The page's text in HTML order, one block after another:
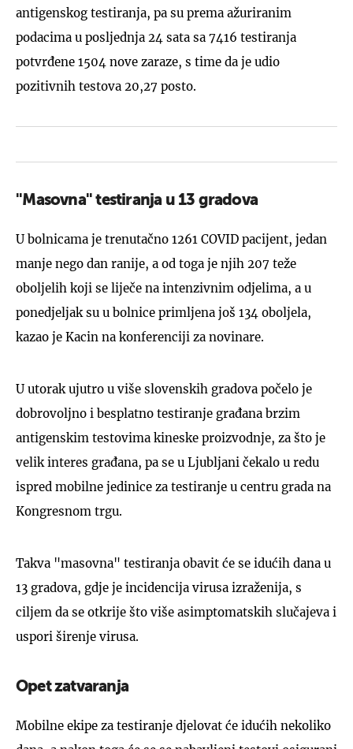
antigenskog testiranja, pa su prema ažuriranim
podacima u posljednja 24 sata sa 7416 testiranja
potvrđene 1504 nove zaraze, s time da je udio
pozitivnih testova 20,27 posto.
''Masovna'' testiranja u 13 gradova
U bolnicama je trenutačno 1261 COVID pacijent, jedan
manje nego dan ranije, a od toga je njih 207 teže
oboljelih koji se liječe na intenzivnim odjelima, a u
ponedjeljak su u bolnice primljena još 134 oboljela,
kazao je Kacin na konferenciji za novinare.
U utorak ujutro u više slovenskih gradova počelo je
dobrovoljno i besplatno testiranje građana brzim
antigenskim testovima kineske proizvodnje, za što je
velik interes građana, pa se u Ljubljani čekalo u redu
ispred mobilne jedinice za testiranje u centru grada na
Kongresnom trgu.
Takva "masovna" testiranja obavit će se idućih dana u
13 gradova, gdje je incidencija virusa izraženija, s
ciljem da se otkrije što više asimptomatskih slučajeva i
uspori širenje virusa.
Opet zatvaranja
Mobilne ekipe za testiranje djelovat će idućih nekoliko